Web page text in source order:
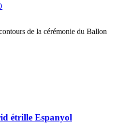
de la cérémonie du Ballon
étrille Espanyol